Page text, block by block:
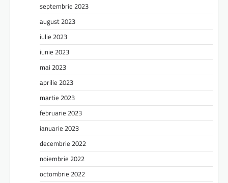
septembrie 2023
august 2023
iulie 2023
iunie 2023
mai 2023
aprilie 2023
martie 2023
februarie 2023
ianuarie 2023
decembrie 2022
noiembrie 2022
octombrie 2022